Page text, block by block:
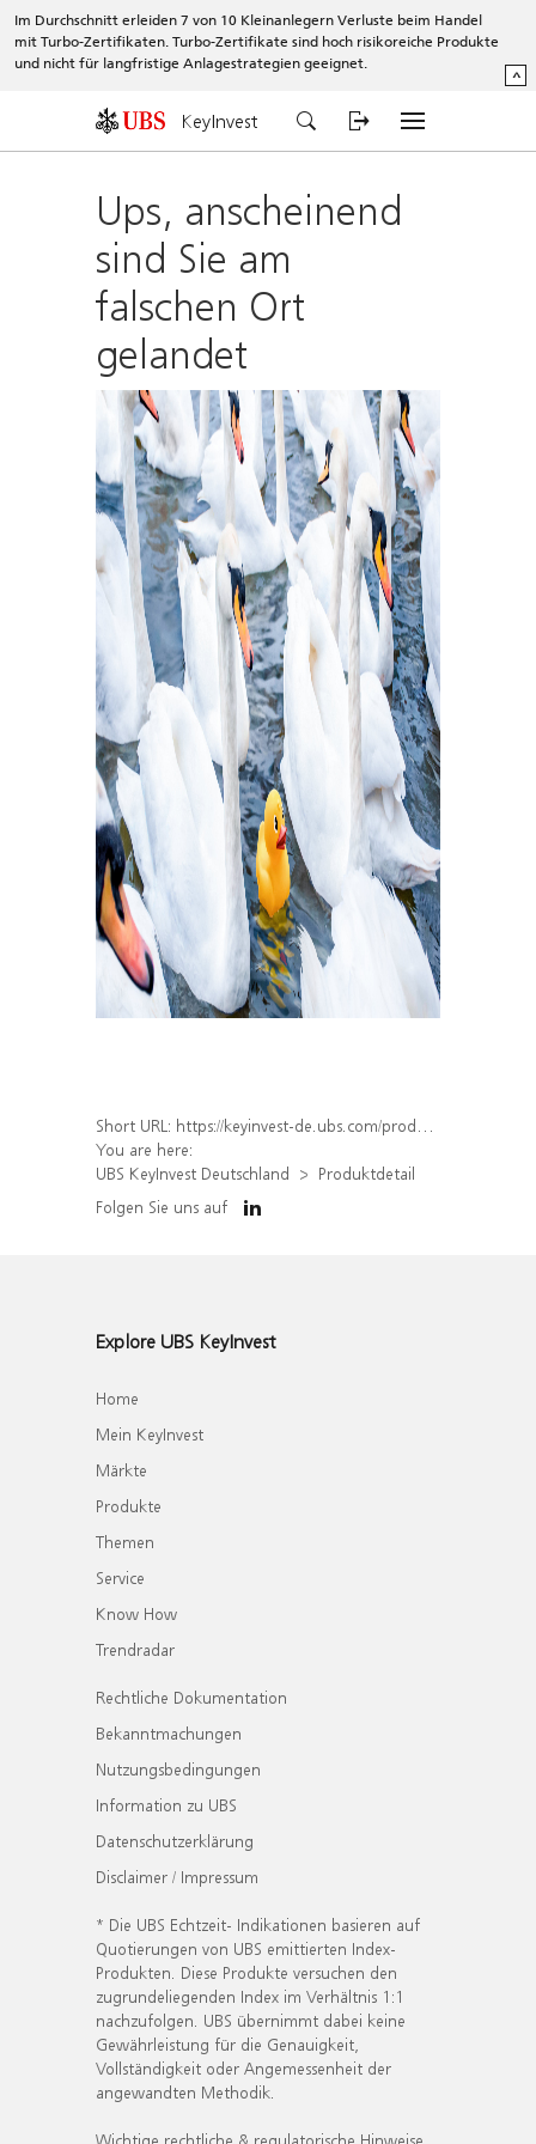
Im Durchschnitt erleiden 7 von 10 Kleinanlegern Verluste beim Handel
mit Turbo-Zertifikaten. Turbo-Zertifikate sind hoch risikoreiche Produkte
und nicht für langfristige Anlagestrategien geeignet.
^
KeyInvest
Ups, anscheinend
sind Sie am
falschen Ort
gelandet
Short URL: https://keyinvest-de.ubs.com/produkt/detail/index/isin/DE000WA56HE8
You are here:
UBS KeyInvest Deutschland
Produktdetail
Folgen Sie uns auf
Explore UBS KeyInvest
Home
Mein KeyInvest
Märkte
Produkte
Themen
Service
Know How
Trendradar
Rechtliche Dokumentation
Bekanntmachungen
Nutzungsbedingungen
Information zu UBS
Datenschutzerklärung
Disclaimer / Impressum
* Die UBS Echtzeit- Indikationen basieren auf
Quotierungen von UBS emittierten Index-
Produkten. Diese Produkte versuchen den
zugrundeliegenden Index im Verhältnis 1:1
nachzufolgen. UBS übernimmt dabei keine
Gewährleistung für die Genauigkeit,
Vollständigkeit oder Angemessenheit der
angewandten Methodik.